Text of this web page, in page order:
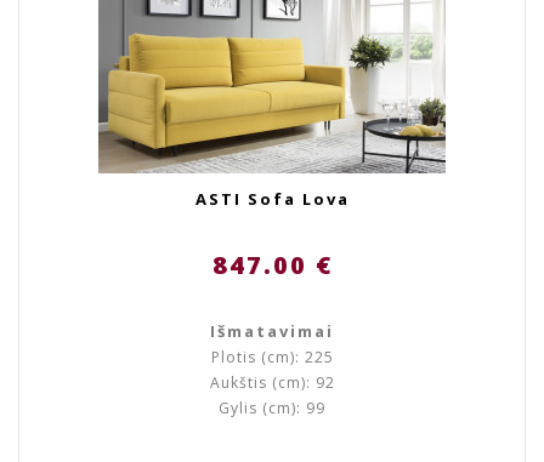
ASTI Sofa Lova
847.00 €
Išmatavimai
Plotis (cm): 225
Aukštis (cm): 92
Gylis (cm): 99